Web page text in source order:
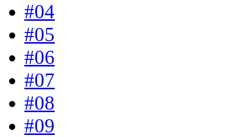
#04
#05
#06
#07
#08
#09